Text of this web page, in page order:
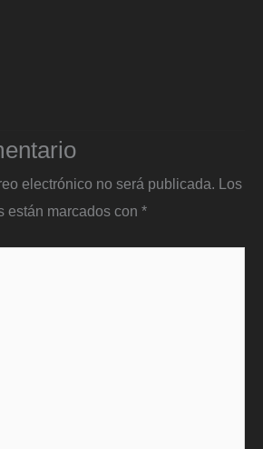
electrónico no será publicada.
Los
están marcados con *